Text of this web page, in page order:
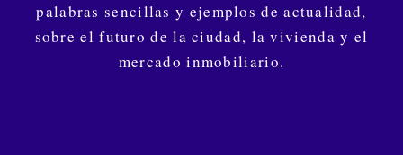
palabras sencillas y ejemplos de actualidad,
sobre el futuro de la ciudad, la vivienda y el
mercado inmobiliario.